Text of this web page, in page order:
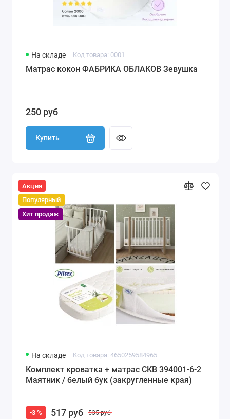
На складе Код товара: 0001
Матрас кокон ФАБРИКА ОБЛАКОВ Зевушка
250 руб
Купить
Акция
Популярный
Хит продаж
На складе Код товара: 4650259584965
Комплект кроватка + матрас СКВ 394001-6-2
Маятник / белый бук (закругленные края)
-3 % 517 руб 535 руб